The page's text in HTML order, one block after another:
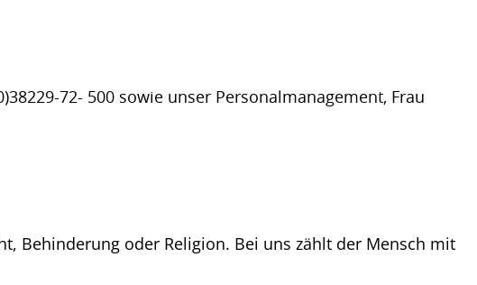
72- 500 sowie unser Personalmanagement, Frau
Behinderung oder Religion. Bei uns zählt der Mensch mit